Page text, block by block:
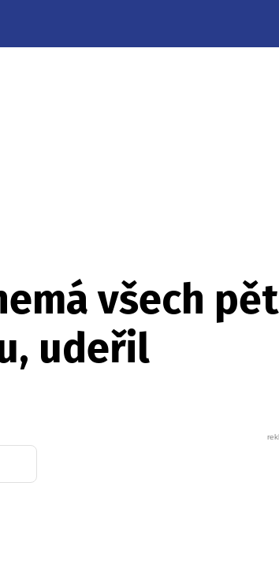
všech pět
udeřil